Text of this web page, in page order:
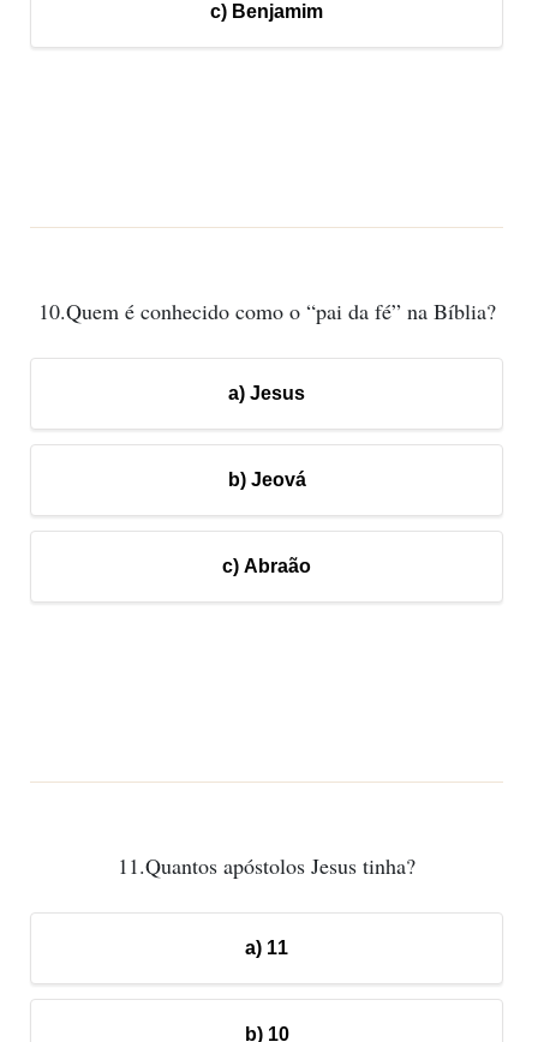
c) Benjamim
10.Quem é conhecido como o “pai da fé” na Bíblia?
a) Jesus
b) Jeová
c) Abraão
11.Quantos apóstolos Jesus tinha?
a) 11
b) 10